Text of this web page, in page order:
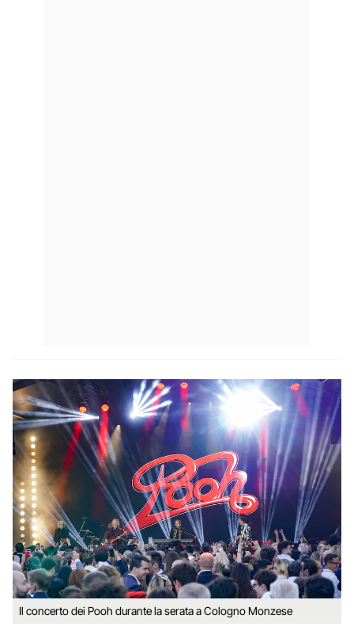
Il concerto dei Pooh durante la serata a Cologno Monzese